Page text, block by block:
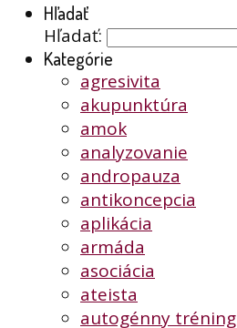
Hľadať
Hľadať:
Kategórie
agresivita
akupunktúra
amok
analyzovanie
andropauza
antikoncepcia
aplikácia
armáda
asociácia
ateista
autogénny tréning